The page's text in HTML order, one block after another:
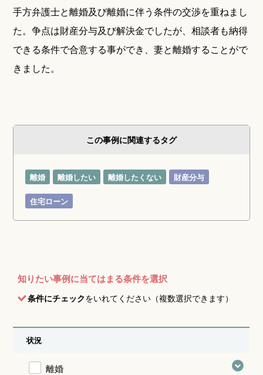
手方弁護士と離婚及び離婚に伴う条件の交渉を重ねまし
た。争点は財産分与及び解決金でしたが、相談者も納得
できる条件で合意する事ができ、妻と離婚することがで
きました。
この事例に関連するタグ
離婚 離婚したい 離婚したくない 財産分与
住宅ローン
知りたい事例に当てはまる条件を選択
条件にチェックをいれてください（複数選択できます）
状況
離婚